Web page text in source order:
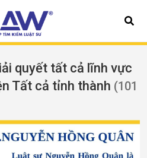
quyết tất cả lĩnh vực
Tất cả tỉnh thành (101